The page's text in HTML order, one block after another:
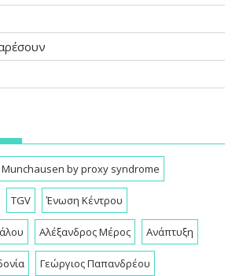
Munchausen by proxy syndrome
TGV Ένωση Κέντρου
Αλέξανδρος Μέρος Ανάπτυξη
Γεώργιος Παπανδρέου